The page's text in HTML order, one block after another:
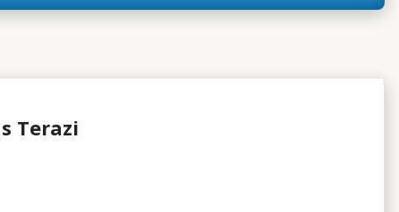
Terazi